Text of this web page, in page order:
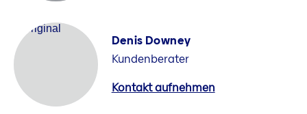
Denis Downey
Kundenberater
Kontakt aufnehmen